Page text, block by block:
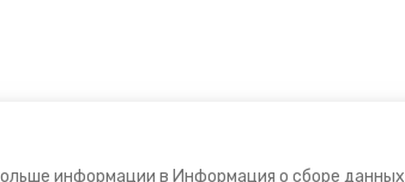
информации в Информация о сборе данных